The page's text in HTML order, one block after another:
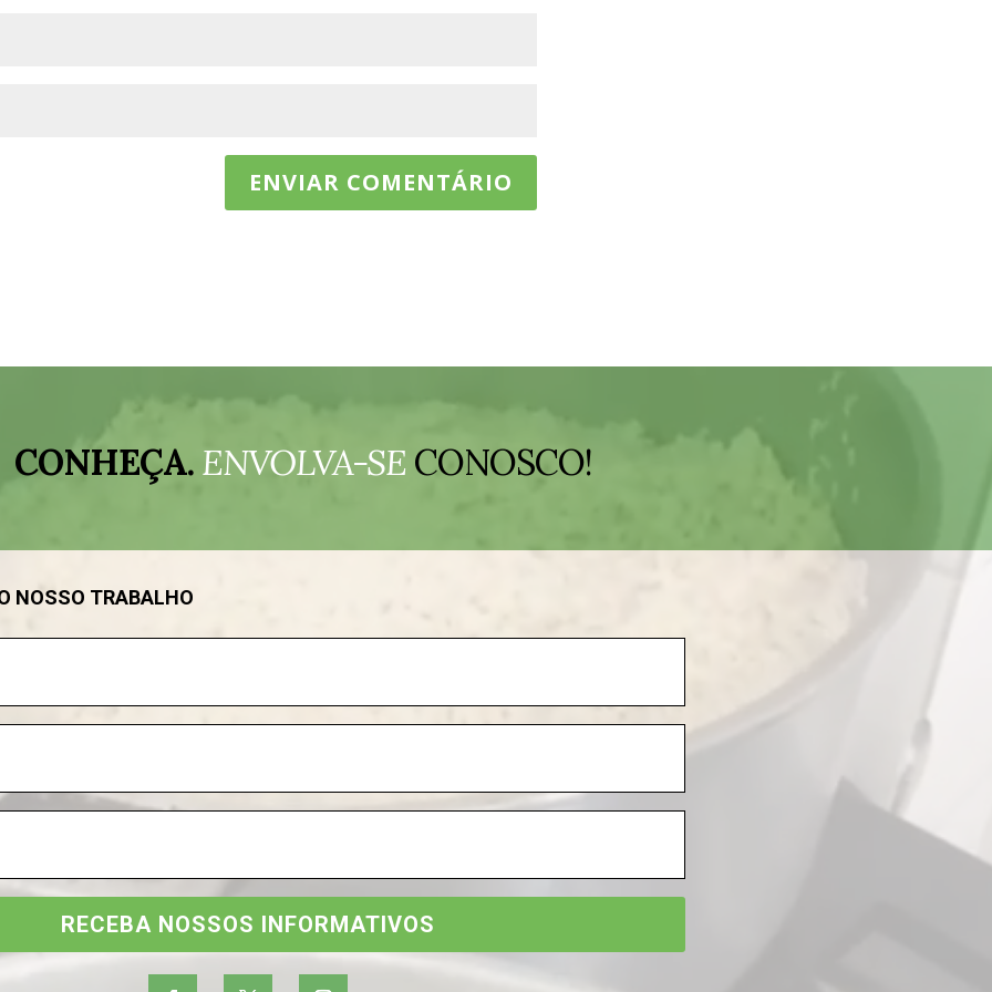
CONHEÇA.ENVOLVA-SECONOSCO!
NOSSO TRABALHO
RECEBA NOSSOS INFORMATIVOS